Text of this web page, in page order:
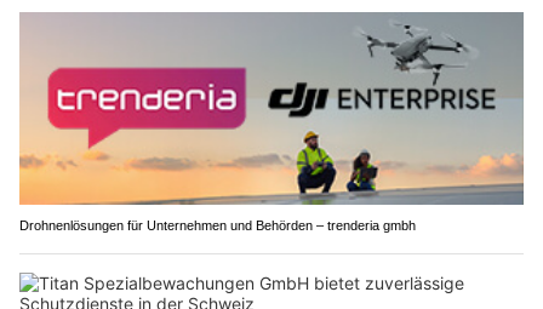
Drohnenlösungen für Unternehmen und Behörden – trenderia gmbh